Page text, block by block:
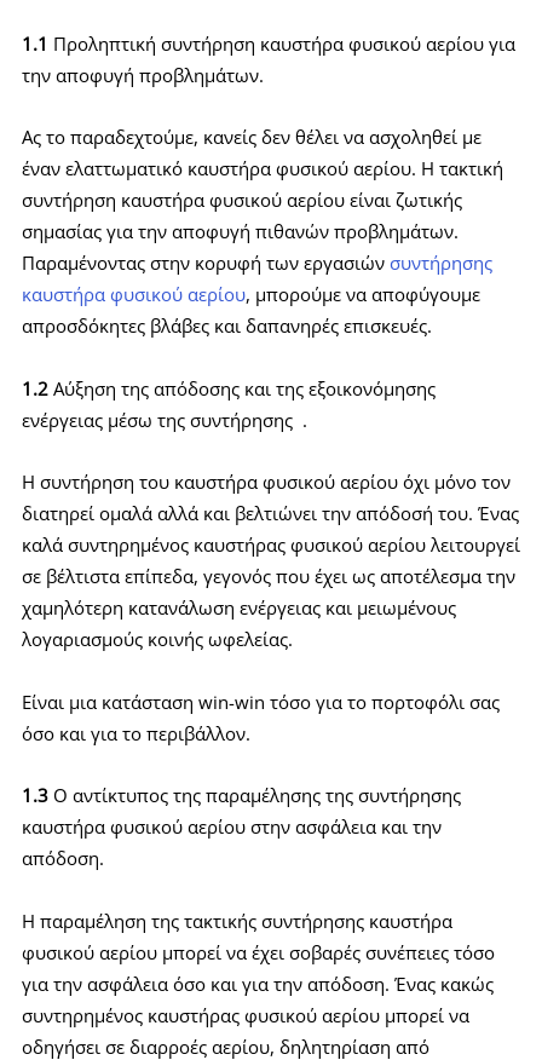
1.1 Προληπτική συντήρηση καυστήρα φυσικού αερίου για
την αποφυγή προβλημάτων.
Ας το παραδεχτούμε, κανείς δεν θέλει να ασχοληθεί με
έναν ελαττωματικό καυστήρα φυσικού αερίου. Η τακτική
συντήρηση καυστήρα φυσικού αερίου είναι ζωτικής
σημασίας για την αποφυγή πιθανών προβλημάτων.
Παραμένοντας στην κορυφή των εργασιών συντήρησης
καυστήρα φυσικού αερίου, μπορούμε να αποφύγουμε
απροσδόκητες βλάβες και δαπανηρές επισκευές.
1.2Αύξηση της απόδοσης και της εξοικονόμησης
ενέργειας μέσω της συντήρησης .
Η συντήρηση του καυστήρα φυσικού αερίου όχι μόνο τον
διατηρεί ομαλά αλλά και βελτιώνει την απόδοσή του. Ένας
καλά συντηρημένος καυστήρας φυσικού αερίου λειτουργεί
σε βέλτιστα επίπεδα, γεγονός που έχει ως αποτέλεσμα την
χαμηλότερη κατανάλωση ενέργειας και μειωμένους
λογαριασμούς κοινής ωφελείας.
Είναι μια κατάσταση win-win τόσο για το πορτοφόλι σας
όσο και για το περιβάλλον.
1.3Ο αντίκτυπος της παραμέλησης της συντήρησης
καυστήρα φυσικού αερίου στην ασφάλεια και την
απόδοση.
Η παραμέληση της τακτικής συντήρησης καυστήρα
φυσικού αερίου μπορεί να έχει σοβαρές συνέπειες τόσο
για την ασφάλεια όσο και για την απόδοση. Ένας κακώς
συντηρημένος καυστήρας φυσικού αερίου μπορεί να
οδηγήσει σε διαρροές αερίου, δηλητηρίαση από